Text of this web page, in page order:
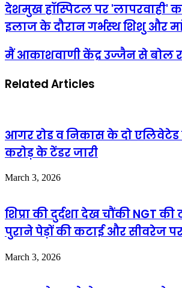
देशमुख हॉस्पिटल पर 'लापरवाही'
इलाज के दौरान गर्भस्थ शिशु और
मैं आकाशवाणी केंद्र उज्जैन से बोल
Related Articles
आगर रोड व निकास के दो एलिवेटेड
करोड़ के टेंडर जारी
March 3, 2026
शिप्रा की दुर्दशा देख चौंकी NGT
पुराने पेड़ों की कटाई और सीवरेज
March 3, 2026